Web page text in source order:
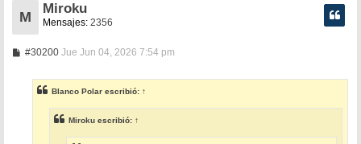
M
Miroku
Mensajes: 2356
#30200M
a
j
e
Jue Jun 04, 2026 7:54 pm
Blanco Polar escribió: ↑
Miroku escribió: ↑